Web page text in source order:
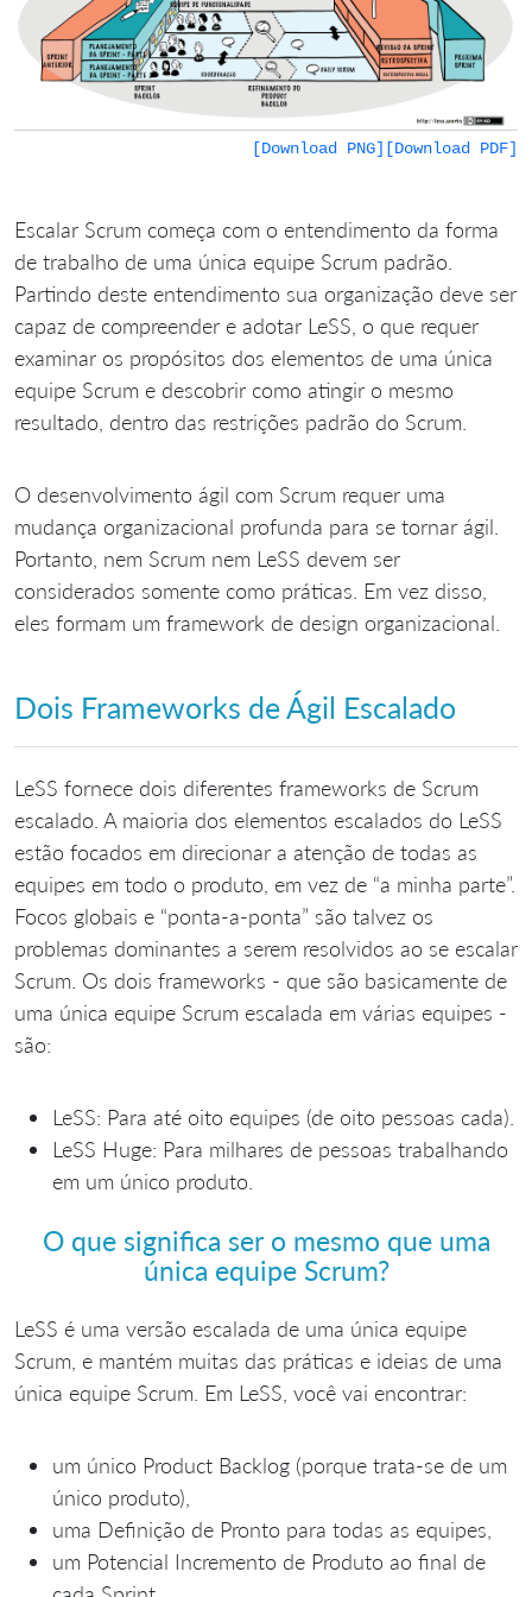
[Download PDF]
[Download PNG]
Escalar Scrum começa com o entendimento da forma
de trabalho de uma única equipe Scrum padrão.
Partindo deste entendimento sua organização deve ser
capaz de compreender e adotar LeSS, o que requer
examinar os propósitos dos elementos de uma única
equipe Scrum e descobrir como atingir o mesmo
resultado, dentro das restrições padrão do Scrum.
O desenvolvimento ágil com Scrum requer uma
mudança organizacional profunda para se tornar ágil.
Portanto, nem Scrum nem LeSS devem ser
considerados somente como práticas. Em vez disso,
eles formam um framework de design organizacional.
Dois Frameworks de Ágil Escalado
LeSS fornece dois diferentes frameworks de Scrum
escalado. A maioria dos elementos escalados do LeSS
estão focados em direcionar a atenção de todas as
equipes em todo o produto, em vez de “a minha parte”.
Focos globais e “ponta-a-ponta” são talvez os
problemas dominantes a serem resolvidos ao se escalar
Scrum. Os dois frameworks - que são basicamente de
uma única equipe Scrum escalada em várias equipes -
são:
LeSS: Para até oito equipes (de oito pessoas cada).
LeSS Huge: Para milhares de pessoas trabalhando
em um único produto.
O que significa ser o mesmo que uma
única equipe Scrum?
LeSS é uma versão escalada de uma única equipe
Scrum, e mantém muitas das práticas e ideias de uma
única equipe Scrum. Em LeSS, você vai encontrar:
um único Product Backlog (porque trata-se de um
único produto),
uma Definição de Pronto para todas as equipes,
um Potencial Incremento de Produto ao final de